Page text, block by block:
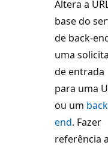
Altera a
base do
de back-
uma
de entrada
para uma
ou um
end. Fazer
referência a